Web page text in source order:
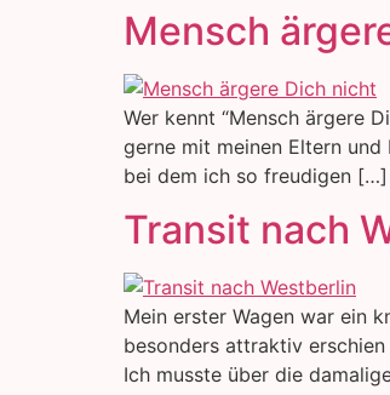
Mensch
Wer kennt “Mensch ärgere
gerne mit meinen Eltern
bei dem ich so freudigen […]
Transit nach
Mein erster Wagen war ein
besonders attraktiv
Ich musste über die